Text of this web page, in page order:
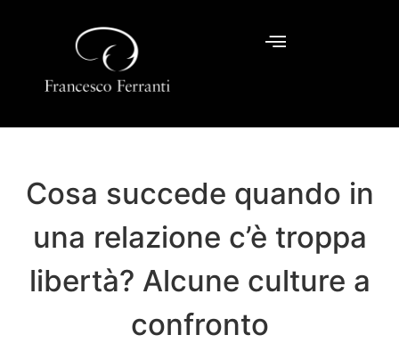
Cosa succede quando in
una relazione c’è troppa
libertà? Alcune culture a
confronto